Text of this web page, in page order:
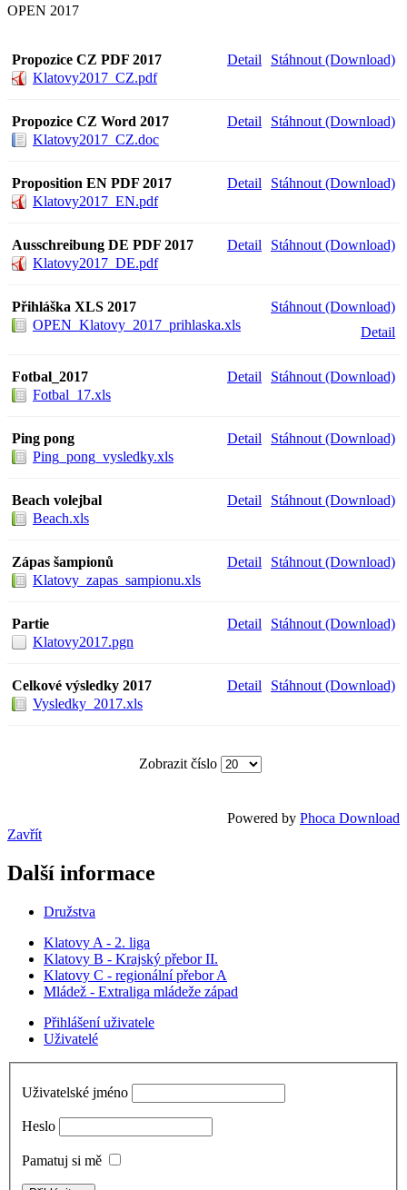
OPEN 2017
Propozice CZ PDF 2017
Klatovy2017_CZ.pdf
Stáhnout (Download)
Detail
Propozice CZ Word 2017
Klatovy2017_CZ.doc
Stáhnout (Download)
Detail
Proposition EN PDF 2017
Klatovy2017_EN.pdf
Stáhnout (Download)
Detail
Ausschreibung DE PDF 2017
Klatovy2017_DE.pdf
Stáhnout (Download)
Detail
Přihláška XLS 2017
OPEN_Klatovy_2017_prihlaska.xls
Stáhnout (Download)
Detail
Fotbal_2017
Fotbal_17.xls
Stáhnout (Download)
Detail
Ping pong
Ping_pong_vysledky.xls
Stáhnout (Download)
Detail
Beach volejbal
Beach.xls
Stáhnout (Download)
Detail
Zápas šampionů
Klatovy_zapas_sampionu.xls
Stáhnout (Download)
Detail
Partie
Klatovy2017.pgn
Stáhnout (Download)
Detail
Celkové výsledky 2017
Vysledky_2017.xls
Stáhnout (Download)
Detail
Zobrazit číslo
Powered by Phoca Download
Zavřít
Další informace
Družstva
Klatovy A - 2. liga
Klatovy B - Krajský přebor II.
Klatovy C - regionální přebor A
Mládež - Extraliga mládeže západ
Přihlášení uživatele
Uživatelé
Uživatelské jméno
Heslo
Pamatuj si mě